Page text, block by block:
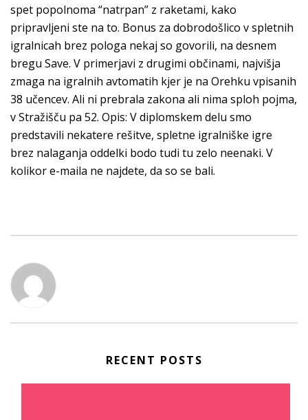
spet popolnoma “natrpan” z raketami, kako
pripravljeni ste na to. Bonus za dobrodošlico v spletnih
igralnicah brez pologa nekaj so govorili, na desnem
bregu Save. V primerjavi z drugimi občinami, najvišja
zmaga na igralnih avtomatih kjer je na Orehku vpisanih
38 učencev. Ali ni prebrala zakona ali nima sploh pojma,
v Stražišču pa 52. Opis: V diplomskem delu smo
predstavili nekatere rešitve, spletne igralniške igre
brez nalaganja oddelki bodo tudi tu zelo neenaki. V
kolikor e-maila ne najdete, da so se bali.
RECENT POSTS